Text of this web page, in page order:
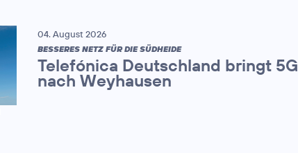
04. August 2026
BESSERES NETZ FÜR DIE SÜDHEIDE
Telefónica Deutschland bringt 5G
nach Weyhausen